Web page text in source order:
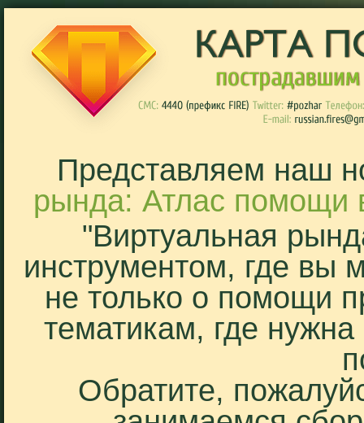
Представляем наш
рында: Атлас помощи
"Виртуальная
инструментом, где вы
не только о помощи
тематикам, где
Обратите,